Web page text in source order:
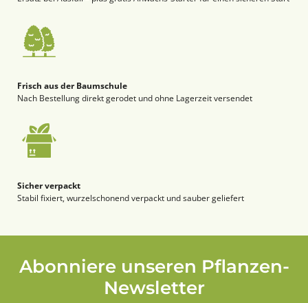
Frisch aus der Baumschule
Nach Bestellung direkt gerodet und ohne Lagerzeit versendet
Sicher verpackt
Stabil fixiert, wurzelschonend verpackt und sauber geliefert
Abonniere unseren Pflanzen-
Newsletter